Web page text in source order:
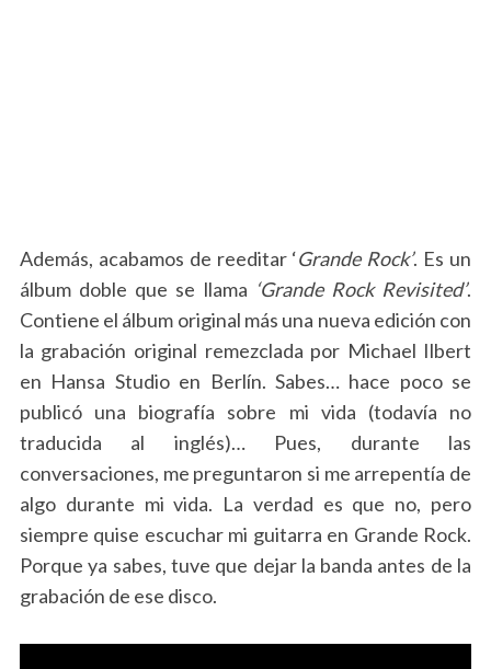
Además, acabamos de reeditar ‘Grande Rock’. Es un
álbum doble que se llama ‘Grande Rock Revisited’.
Contiene el álbum original más una nueva edición con
la grabación original remezclada por Michael Ilbert
en Hansa Studio en Berlín. Sabes… hace poco se
publicó una biografía sobre mi vida (todavía no
traducida al inglés)… Pues, durante las
conversaciones, me preguntaron si me arrepentía de
algo durante mi vida. La verdad es que no, pero
siempre quise escuchar mi guitarra en Grande Rock.
Porque ya sabes, tuve que dejar la banda antes de la
grabación de ese disco.